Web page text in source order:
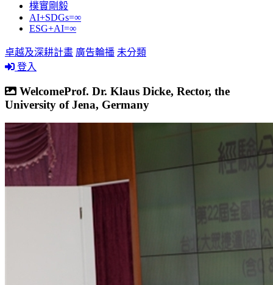
樸實剛毅
AI+SDGs=∞
ESG+AI=∞
卓越及深耕計畫 廣告輪播 未分類
登入
WelcomeProf. Dr. Klaus Dicke, Rector, the
University of Jena, Germany